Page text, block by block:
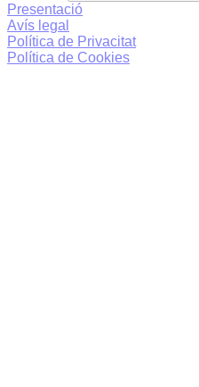
Presentació
Avís legal
Política de Privacitat
Política de Cookies